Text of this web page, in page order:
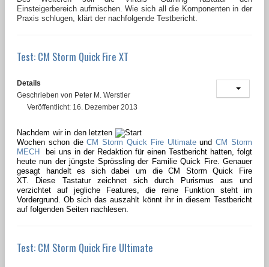
Einsteigerbereich aufmischen. Wie sich all die Komponenten in der
Praxis schlugen, klärt der nachfolgende Testbericht.
Test: CM Storm Quick Fire XT
Details
Geschrieben von Peter M. Werstler
Veröffentlicht: 16. Dezember 2013
Nachdem wir in den letzten
Wochen schon dieCM Storm Quick Fire UltimateundCM Storm
MECH
bei uns in der Redaktion für einen Testbericht hatten, folgt
heute nun der jüngste Sprössling der Familie Quick Fire. Genauer
gesagt handelt es sich dabei um die CM Storm Quick Fire
XT. Diese Tastatur zeichnet sich durch Purismus aus und
verzichtet auf jegliche Features, die reine Funktion steht im
Vordergrund. Ob sich das auszahlt könnt ihr in diesem Testbericht
auf folgenden Seiten nachlesen.
Test: CM Storm Quick Fire Ultimate